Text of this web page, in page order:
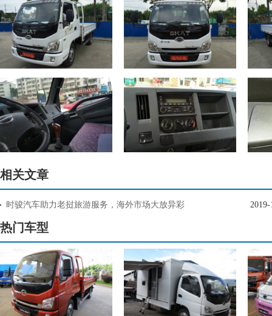
相关文章
时骏汽车助力老挝旅游服务，海外市场大放异彩 2019-
热门车型